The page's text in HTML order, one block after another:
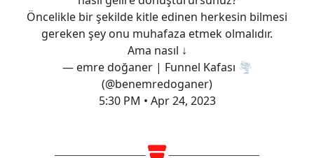
Öncelikle bir şekilde kitle edinen herkesin bilmesi
gereken şey onu muhafaza etmek olmalıdır.
Ama nasıl ↓
— emre doğaner | Funnel Kafası 🌪️
(@benemredoganer)
5:30 PM • Apr 24, 2023